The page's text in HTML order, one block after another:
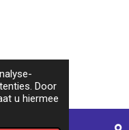
Door
u hiermee